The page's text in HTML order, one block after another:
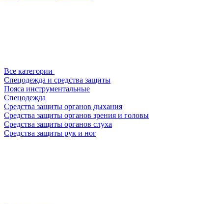
Все категории
Спецодежда и средства защиты
Пояса инструментальные
Спецодежда
Средства защиты органов дыхания
Средства защиты органов зрения и головы
Средства защиты органов слуха
Средства защиты рук и ног